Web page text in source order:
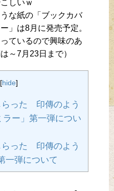
しいｗ
な紙の「ブックカバ
」は8月に発売予定。
ているので興味のあ
～7月23日まで）
[hide]
らった 印傳のよう
ー」第一弾につい
らった 印傳のよう
一弾について